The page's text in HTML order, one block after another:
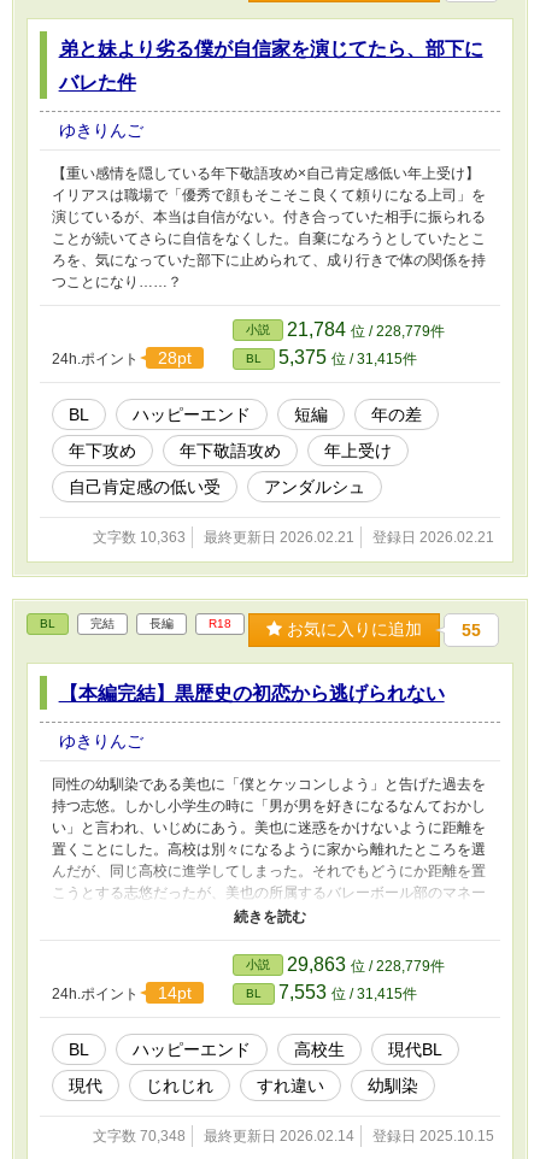
弟と妹より劣る僕が自信家を演じてたら、部下に
バレた件
ゆきりんご
【重い感情を隠している年下敬語攻め×自己肯定感低い年上受け】
イリアスは職場で「優秀で顔もそこそこ良くて頼りになる上司」を
演じているが、本当は自信がない。付き合っていた相手に振られる
ことが続いてさらに自信をなくした。自棄になろうとしていたとこ
ろを、気になっていた部下に止められて、成り行きで体の関係を持
つことになり……？
24h.ポイント 28pt
小説 21,784 位 / 228,779件
BL 5,375 位 / 31,415件
BL ハッピーエンド 短編
年の差
年下攻め
年下敬語攻め
年上受け
自己肯定感の低い受
アンダルシュ
文字数 10,363 最終更新日 2026.02.21 登録日 2026.02.21
BL 完結 長編 R18 お気に入りに追加 55
【本編完結】黒歴史の初恋から逃げられない
ゆきりんご
同性の幼馴染である美也に「僕とケッコンしよう」と告げた過去を
持つ志悠。しかし小学生の時に「男が男を好きになるなんておかし
い」と言われ、いじめにあう。美也に迷惑をかけないように距離を
置くことにした。高校は別々になるように家から離れたところを選
んだが、同じ高校に進学してしまった。それでもどうにか距離を置
こうとする志悠だったが、美也の所属するバレーボール部のマネー
ジャーになってしまう。 部員とマネージャーの、すれ違いじれじ
24h.ポイント 14pt
小説 29,863 位 / 228,779件
BL 7,553 位 / 31,415件
BL ハッピーエンド 高校生
現代BL
現代
じれじれ すれ違い 幼馴染
文字数 70,348 最終更新日 2026.02.14 登録日 2025.10.15